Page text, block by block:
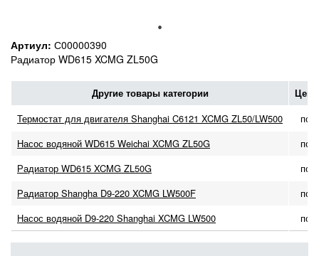
Артиул: С00000390
Радиатор WD615 XCMG ZL50G
Другие товары категории
Термостат для двигателя Shanghai C6121 XCMG ZL50/LW500
по
Насос водяной WD615 Weichai XCMG ZL50G
по
Радиатор WD615 XCMG ZL50G
по
Радиатор Shangha D9-220 XCMG LW500F
по
Насос водяной D9-220 Shanghai XCMG LW500
по